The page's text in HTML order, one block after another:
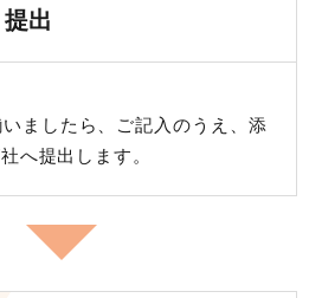
出
ましたら、ご記入のうえ、添
へ提出します。